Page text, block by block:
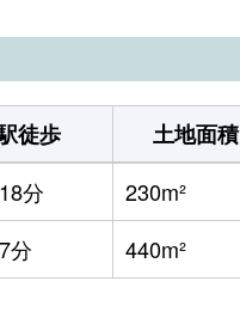
徒歩 土地面積
分 230m²
分 440m²